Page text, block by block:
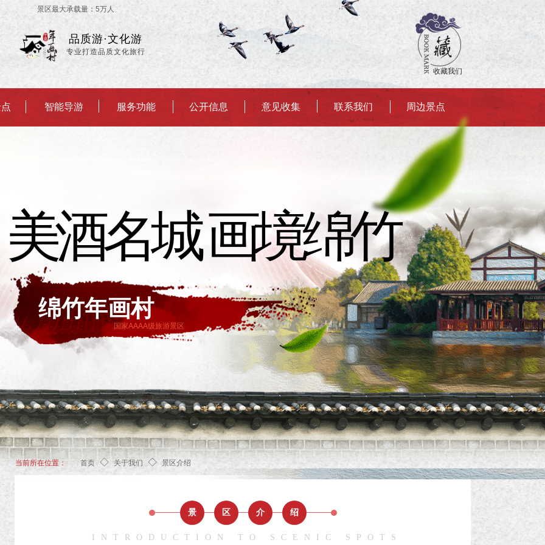
品质游·文化游
专业打造品质文化旅行
收藏我们
智能导游 服务功能 公开信息 意见收集 联系我们 周边景点
景区最大承载量：5万人
美酒名城 画境绵竹
绵竹年画村
国家AAAA级旅游景区
首页 ◇ 关于我们 ◇ 景区介绍
当前所在位置：
介 绍
景 区
INTRODUCTION TO SCENIC SPOTS